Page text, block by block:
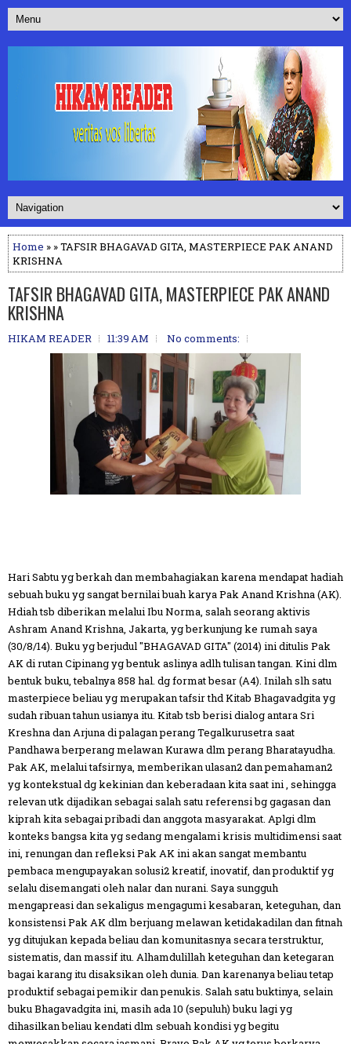
Home » » TAFSIR BHAGAVAD GITA, MASTERPIECE PAK ANAND
KRISHNA
TAFSIR BHAGAVAD GITA, MASTERPIECE PAK ANAND
KRISHNA
HIKAM READER 11:39 AM No comments:
Hari Sabtu yg berkah dan membahagiakan karena mendapat hadiah
sebuah buku yg sangat bernilai buah karya Pak Anand Krishna (AK).
Hdiah tsb diberikan melalui Ibu Norma, salah seorang aktivis
Ashram Anand Krishna, Jakarta, yg berkunjung ke rumah saya
(30/8/14). Buku yg berjudul "BHAGAVAD GITA" (2014) ini ditulis Pak
AK di rutan Cipinang yg bentuk aslinya adlh tulisan tangan. Kini dlm
bentuk buku, tebalnya 858 hal. dg format besar (A4). Inilah slh satu
masterpiece beliau yg merupakan tafsir thd Kitab Bhagavadgita yg
sudah ribuan tahun usianya itu. Kitab tsb berisi dialog antara Sri
Kreshna dan Arjuna di palagan perang Tegalkurusetra saat
Pandhawa berperang melawan Kurawa dlm perang Bharatayudha.
Pak AK, melalui tafsirnya, memberikan ulasan2 dan pemahaman2
yg kontekstual dg kekinian dan keberadaan kita saat ini , sehingga
relevan utk dijadikan sebagai salah satu referensi bg gagasan dan
kiprah kita sebagai pribadi dan anggota masyarakat. Aplgi dlm
konteks bangsa kita yg sedang mengalami krisis multidimensi saat
ini, renungan dan refleksi Pak AK ini akan sangat membantu
pembaca mengupayakan solusi2 kreatif, inovatif, dan produktif yg
selalu disemangati oleh nalar dan nurani. Saya sungguh
mengapreasi dan sekaligus mengagumi kesabaran, keteguhan, dan
konsistensi Pak AK dlm berjuang melawan ketidakadilan dan fitnah
yg ditujukan kepada beliau dan komunitasnya secara terstruktur,
sistematis, dan massif itu. Alhamdulillah keteguhan dan ketegaran
bagai karang itu disaksikan oleh dunia. Dan karenanya beliau tetap
produktif sebagai pemikir dan penukis. Salah satu buktinya, selain
buku Bhagavadgita ini, masih ada 10 (sepuluh) buku lagi yg
dihasilkan beliau kendati dlm sebuah kondisi yg begitu